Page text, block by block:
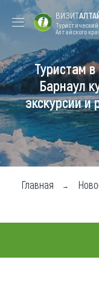
Форум VISIT
ALTAI
Туры
Где побывать
Чем заняться
Где
ВИЗИТ
Алтайского
Туристам
Барнаул
экскурсии и
Главная